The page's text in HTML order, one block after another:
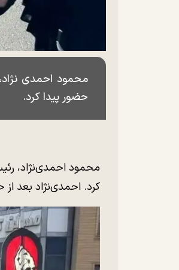
محمود احمدی
حضور پیدا کرد.
محمود احمدی‌نژاد،
کرد. احمدی‌نژاد بعد از حوادث ۹ اسفند در محافل عمومی